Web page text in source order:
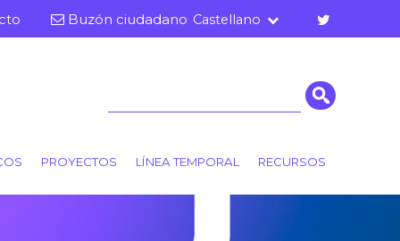
Castellano
Buzón ciudadano
PROYECTOS LÍNEA TEMPORAL RECURSOS